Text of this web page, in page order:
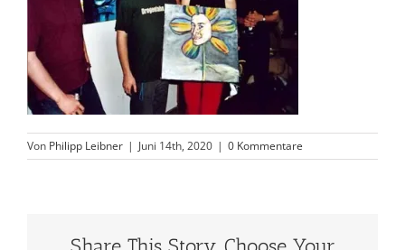
Von Philipp Leibner | Juni 14th, 2020 | 0 Kommentare